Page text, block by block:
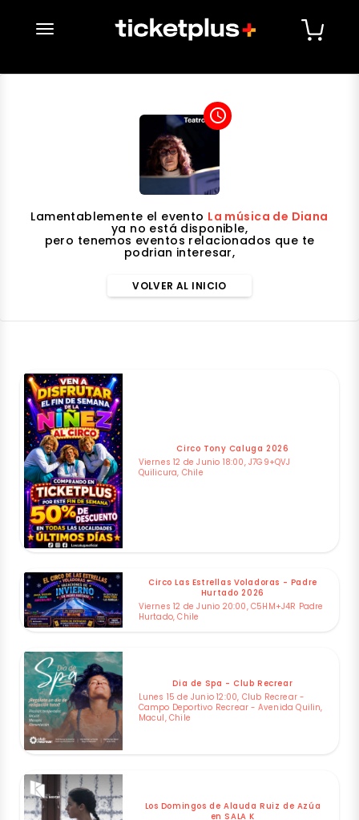
desplegar navegación
access_time
Lamentablemente el evento La música de Diana
ya no está disponible,
pero tenemos eventos relacionados que te
podrian interesar,
VOLVER AL INICIO
Circo Tony Caluga 2026
Viernes 12 de Junio 18:00, J7G9+QVJ
Quilicura, Chile
Circo Las Estrellas Voladoras - Padre
Hurtado 2026
Viernes 12 de Junio 20:00, C5HM+J4R Padre
Hurtado, Chile
Dia de Spa - Club Recrear
Lunes 15 de Junio 12:00, Club Recrear -
Campo Deportivo Recrear - Avenida Quilin,
Macul, Chile
Los Domingos de Alauda Ruiz de Azúa
en SALA K